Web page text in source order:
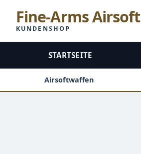
Fine-Arms Airsoft
KUNDENSHOP
STARTSEITE
Airsoftwaffen